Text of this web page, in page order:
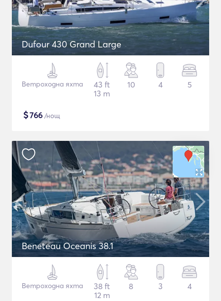
Dufour 430 Grand Large
Ветроходна яхта
43 ft
13 m
10 4 5
$766 /нощ
Beneteau Oceanis 38.1
Ветроходна яхта
38 ft
12 m
8 3 4